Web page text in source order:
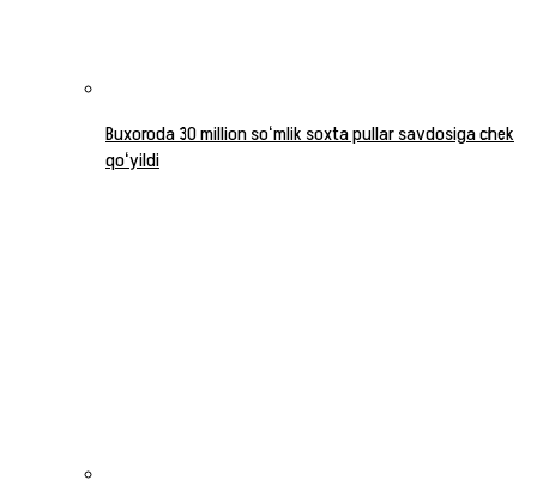
Buxoroda 30 million soʻmlik soxta pullar savdosiga chek
qoʻyildi